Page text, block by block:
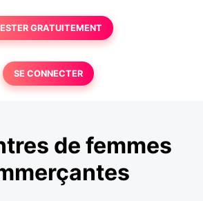
GRATUITEMENT
SE CONNECTER
de femmes